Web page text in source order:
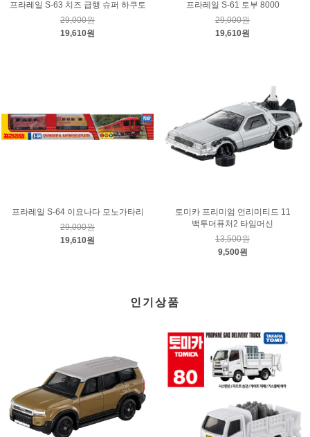
프라레일 S-63 치즈 급행 슈퍼 하쿠토
29,000원
19,610원
프라레일 S-61 토부 8000
29,000원
19,610원
프라레일 S-64 이요나다 모노가타리
29,000원
19,610원
토미카 프리미엄 언리미티드 11
백투더퓨처2 타임머신
13,500원
9,500원
인기상품